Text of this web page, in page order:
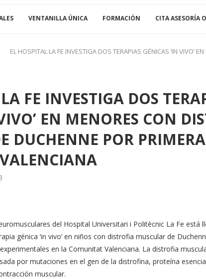
VENTANILLA ÚNICA FORMACIÓN CITA ASESORÍA
EL HOSPITAL LA FE INVESTIGA DOS TERAPIAS GÉNICAS ‘IN VIVO’
FE INVESTIGA DOS
EN MENORES CON
DUCHENNE POR
del Hospital Universitari i Politècnic La Fe está
génica ‘in vivo’ en niños con distrofia muscular de
en la Comunitat Valenciana. La distrofia
por mutaciones en el gen de la distrofina, proteína
muscular.